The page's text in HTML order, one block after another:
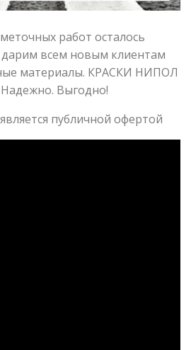
работ осталось
всем новым клиентам
материалы. КРАСКИ НИПОЛ
Выгодно!
публичной офертой